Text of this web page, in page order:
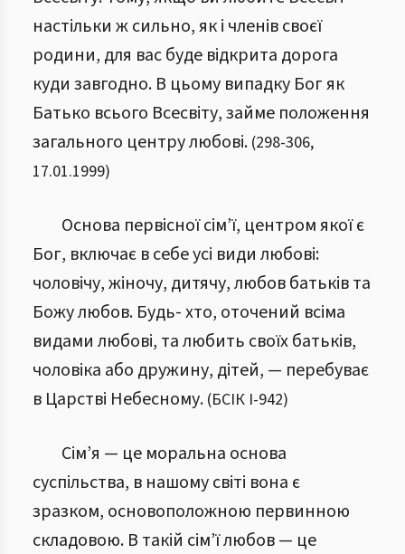
настільки ж сильно, як і членів своєї
родини, для вас буде відкрита дорога
куди завгодно. В цьому випадку Бог як
Батько всього Всесвіту, займе положення
загального центру любові. (298-306,
17.01.1999)
Основа первісної сім’ї, центром якої є
Бог, включає в себе усі види любові:
чоловічу, жіночу, дитячу, любов батьків та
Божу любов. Будь- хто, оточений всіма
видами любові, та любить своїх батьків,
чоловіка або дружину, дітей, — перебуває
в Царстві Небесному. (БСІК І-942)
Сім’я — це моральна основа
суспільства, в нашому світі вона є
зразком, основоположною первинною
складовою. В такій сім’ї любов — це